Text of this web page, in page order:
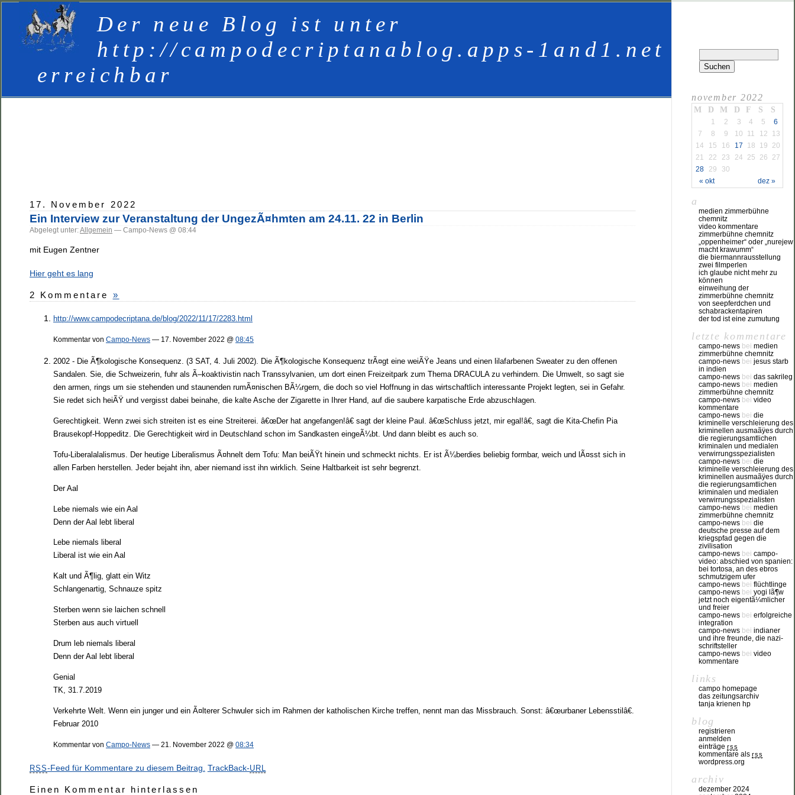
Der neue Blog ist unter
http://campodecriptanablog.apps-1and1.net
erreichbar
17. November 2022
Ein Interview zur Veranstaltung der UngezÃ¤hmten am 24.11. 22 in Berlin
Abgelegt unter:Allgemein — Campo-News @ 08:44
mit Eugen Zentner
Hier geht es lang
2 Kommentare »
http://www.campodecriptana.de/blog/2022/11/17/2283.html
Kommentar von Campo-News — 17. November 2022 @ 08:45
2002 - Die Ã¶kologische Konsequenz. (3 SAT, 4. Juli 2002). Die Ã¶kologische Konsequenz trÃ¤gt eine weiÃŸe Jeans und einen lilafarbenen Sweater zu den offenen
Sandalen. Sie, die Schweizerin, fuhr als Ã–koaktivistin nach Transsylvanien, um dort einen Freizeitpark zum Thema DRACULA zu verhindern. Die Umwelt, so sagt sie
den armen, rings um sie stehenden und staunenden rumÃ¤nischen BÃ¼rgern, die doch so viel Hoffnung in das wirtschaftlich interessante Projekt legten, sei in Gefahr.
Sie redet sich heiÃŸ und vergisst dabei beinahe, die kalte Asche der Zigarette in Ihrer Hand, auf die saubere karpatische Erde abzuschlagen.
Gerechtigkeit. Wenn zwei sich streiten ist es eine Streiterei. â€œDer hat angefangen!â€ sagt der kleine Paul. â€œSchluss jetzt, mir egal!â€, sagt die Kita-Chefin Pia
Brausekopf-Hoppeditz. Die Gerechtigkeit wird in Deutschland schon im Sandkasten eingeÃ¼bt. Und dann bleibt es auch so.
Tofu-Liberalalalismus. Der heutige Liberalismus Ã¤hnelt dem Tofu: Man beiÃŸt hinein und schmeckt nichts. Er ist Ã¼berdies beliebig formbar, weich und lÃ¤sst sich in
allen Farben herstellen. Jeder bejaht ihn, aber niemand isst ihn wirklich. Seine Haltbarkeit ist sehr begrenzt.
Der Aal
Lebe niemals wie ein Aal
Denn der Aal lebt liberal
Lebe niemals liberal
Liberal ist wie ein Aal
Kalt und Ã¶lig, glatt ein Witz
Schlangenartig, Schnauze spitz
Sterben wenn sie laichen schnell
Sterben aus auch virtuell
Drum leb niemals liberal
Denn der Aal lebt liberal
Genial
TK, 31.7.2019
Verkehrte Welt. Wenn ein junger und ein Ã¤lterer Schwuler sich im Rahmen der katholischen Kirche treffen, nennt man das Missbrauch. Sonst: â€œurbaner Lebensstilâ€.
Februar 2010
Kommentar von Campo-News — 21. November 2022 @ 08:34
RSS-Feed für Kommentare zu diesem Beitrag. TrackBack-URL
Einen Kommentar hinterlassen
november 2022
M D M D F S S
« okt dez »
1 2 3 4 5
6
7
8 9 10 11 12
13
14
15 16 17 18 19
20
21
22 23 24 25 26
27
28
29 30
a
medien zimmerbühne
chemnitz
video kommentare
zimmerbühne chemnitz
„oppenheimer“ oder „nurejew
macht krawumm“
die biermannrausstellung
zwei filmperlen
ich glaube nicht mehr zu
können
einweihung der
zimmerbühne chemnitz
von seepferdchen und
schabrackentapiren
der tod ist eine zumutung
letzte kommentare
campo-news bei medien
zimmerbühne chemnitz
campo-news bei jesus starb
in indien
campo-news bei das sakrileg
campo-news bei medien
zimmerbühne chemnitz
campo-news bei video
kommentare
campo-news bei die
kriminelle verschleierung des
kriminellen ausmaãÿes durch
die regierungsamtlichen
kriminalen und medialen
verwirrungsspezialisten
campo-news bei die
kriminelle verschleierung des
kriminellen ausmaãÿes durch
die regierungsamtlichen
kriminalen und medialen
verwirrungsspezialisten
campo-news bei medien
zimmerbühne chemnitz
campo-news bei die
deutsche presse auf dem
kriegspfad gegen die
zivilisation
campo-news bei campo-
video: abschied von spanien:
bei tortosa, an des ebros
schmutzigem ufer
campo-news bei flüchtlinge
campo-news bei yogi lã¶w
jetzt noch eigentã¼mlicher
und freier
campo-news bei erfolgreiche
integration
campo-news bei indianer
und ihre freunde, die nazi-
schriftsteller
campo-news bei video
kommentare
links
campo homepage
das zeitungsarchiv
tanja krienen hp
blog
registrieren
anmelden
einträge rss
kommentare als rss
wordpress.org
archiv
dezember 2024